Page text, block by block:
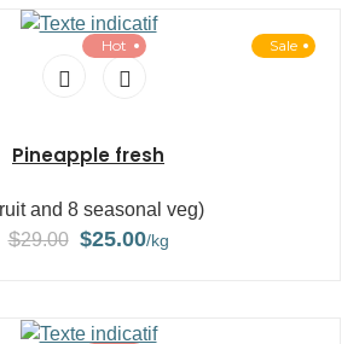
Hot Sale
Pineapple fresh
and 8 seasonal veg)
$29.00 $25.00/kg